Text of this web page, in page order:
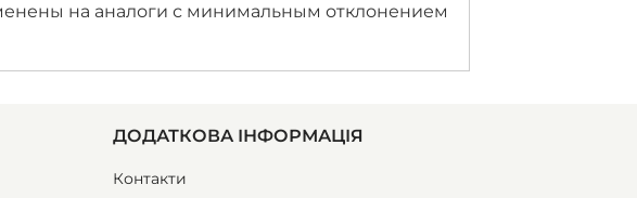
на аналоги с минимальным отклонением
ДОДАТКОВА ІНФОРМАЦІЯ
Контакти